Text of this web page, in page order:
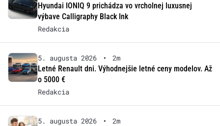
Hyundai IONIQ 9 prichádza vo vrcholnej luxusnej
výbave Calligraphy Black Ink
Redakcia
5. augusta 2026 •
2m
Letné Renault dni. Výhodnejšie letné ceny modelov. Až
o 5000 €
Redakcia
5. augusta 2026 •
2m